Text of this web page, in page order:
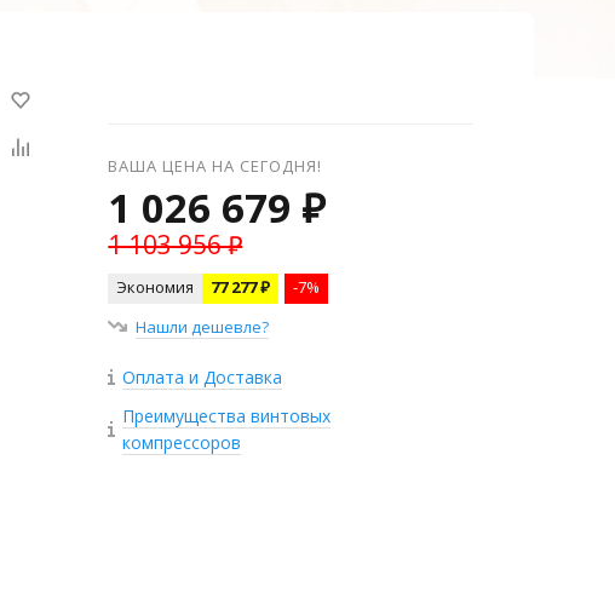
ВАША ЦЕНА НА СЕГОДНЯ!
1 026 679 ₽
1 103 956 ₽
Экономия 77 277 ₽
-7%
Нашли дешевле?
Оплата и Доставка
Преимущества винтовых
компрессоров